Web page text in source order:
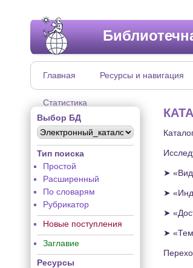
Главная Ресурсы и навигация
Статистика
Выбор БД
Тип поиска
Простой
Расширенный
По словарям
Рубрикатор
Новые поступления
Заглавие
Ресурсы
➤ «Вид
➤
➤
➤